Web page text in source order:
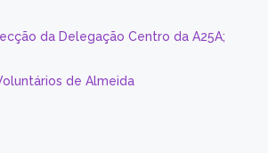
da Delegação Centro da A25A;
de Almeida